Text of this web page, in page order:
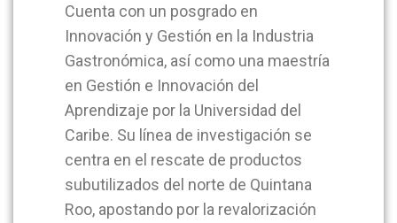
Cuenta con un posgrado en
Innovación y Gestión en la Industria
Gastronómica, así como una maestría
en Gestión e Innovación del
Aprendizaje por la Universidad del
Caribe. Su línea de investigación se
centra en el rescate de productos
subutilizados del norte de Quintana
Roo, apostando por la revalorización